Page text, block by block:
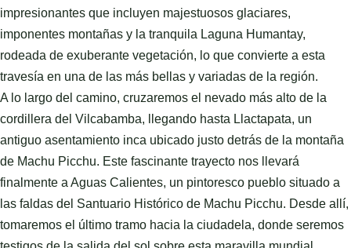
impresionantes que incluyen majestuosos glaciares,
imponentes montañas y la tranquila Laguna Humantay,
rodeada de exuberante vegetación, lo que convierte a esta
travesía en una de las más bellas y variadas de la región.
A lo largo del camino, cruzaremos el nevado más alto de la
cordillera del Vilcabamba, llegando hasta Llactapata, un
antiguo asentamiento inca ubicado justo detrás de la montaña
de Machu Picchu. Este fascinante trayecto nos llevará
finalmente a Aguas Calientes, un pintoresco pueblo situado a
las faldas del Santuario Histórico de Machu Picchu. Desde allí,
tomaremos el último tramo hacia la ciudadela, donde seremos